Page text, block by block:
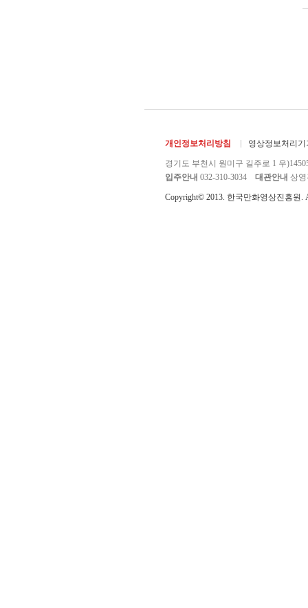
개인정보처리방침 영상정보처리기
경기도 부천시 원미구 길주로 1 우
입주안내 032-310-3034 대관안내 상영
Copyright© 2013. 한국만화영상진흥원.